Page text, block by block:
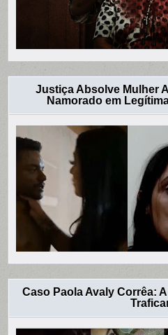
Justiça Absolve Mulher
Namorado em
Caso Paola Avaly Corrêa: